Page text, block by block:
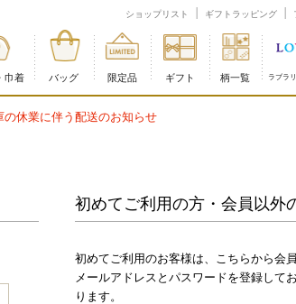
ショップリスト ギフトラッピング
巾着 バッグ 限定品 ギフト 柄一覧 ラブラ
初めてご利用の方・会員以外
初めてご利用のお客様は、こちらから会
メールアドレスとパスワードを登録して
ります。